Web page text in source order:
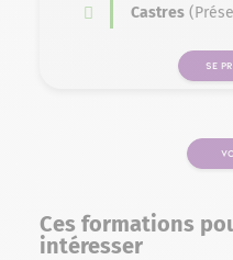
Castres
SE
Ces formations
intéresser